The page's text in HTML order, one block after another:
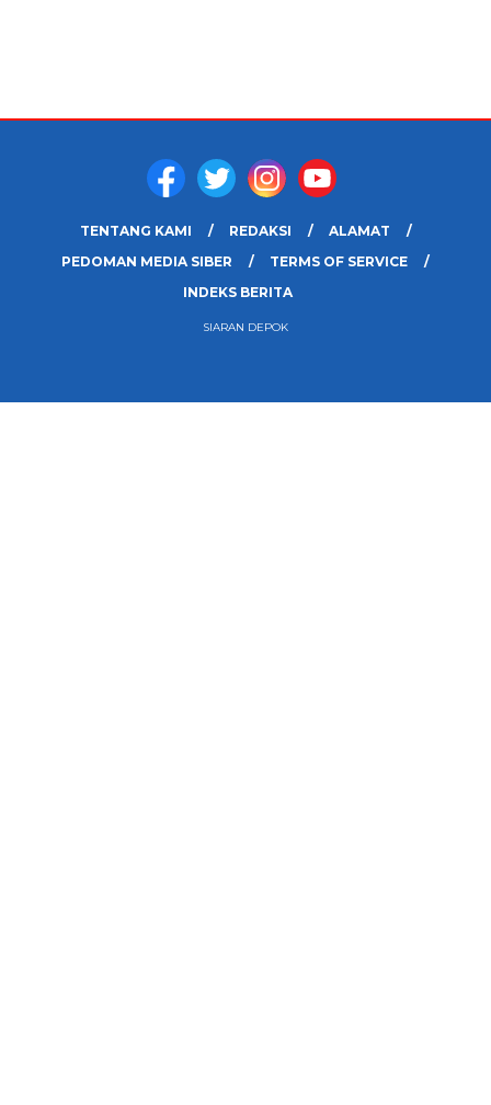
TENTANG KAMI REDAKSI
ALAMAT
PEDOMAN MEDIA SIBER
TERMS OF SERVICE
INDEKS BERITA
SIARAN DEPOK